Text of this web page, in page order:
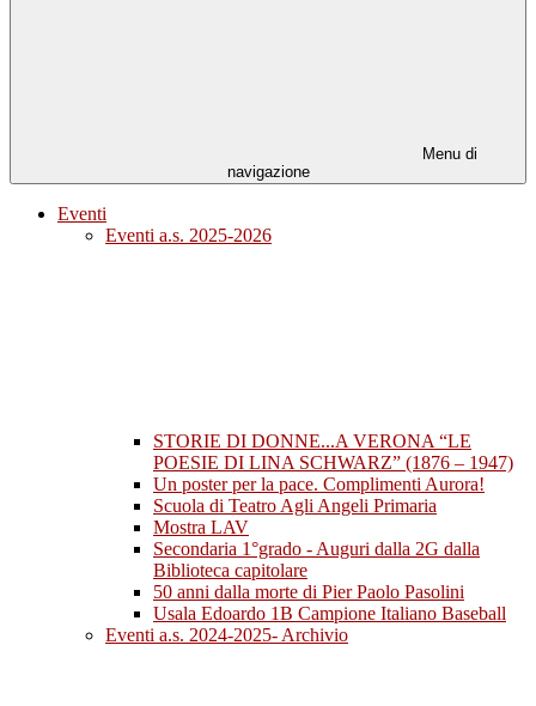
Menu di
navigazione
Eventi
Eventi a.s. 2025-2026
STORIE DI DONNE...A VERONA “LE
POESIE DI LINA SCHWARZ” (1876 – 1947)
Un poster per la pace. Complimenti Aurora!
Scuola di Teatro Agli Angeli Primaria
Mostra LAV
Secondaria 1°grado - Auguri dalla 2G dalla
Biblioteca capitolare
50 anni dalla morte di Pier Paolo Pasolini
Usala Edoardo 1B Campione Italiano Baseball
Eventi a.s. 2024-2025- Archivio